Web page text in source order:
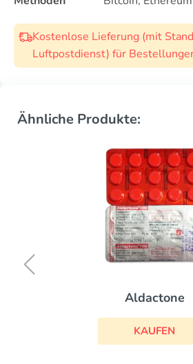
Kostenlose Lieferung (mit
Luftpostdienst) für
Ähnliche Produkte:
Aldactone
KAUFEN